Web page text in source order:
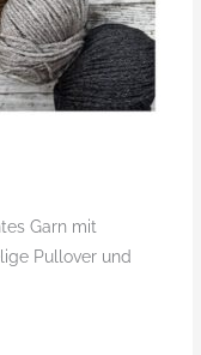
Garn mit
Pullover und